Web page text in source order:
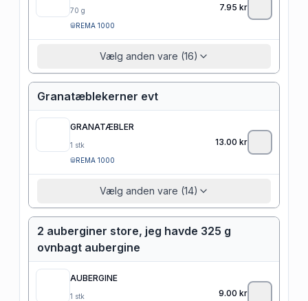
70 g
REMA 1000
7.95 kr
Vælg anden vare (16)
Granatæblekerner evt
GRANATÆBLER
1 stk
REMA 1000
13.00 kr
Vælg anden vare (14)
2 auberginer store, jeg havde 325 g
ovnbagt aubergine
AUBERGINE
1 stk
9.00 kr